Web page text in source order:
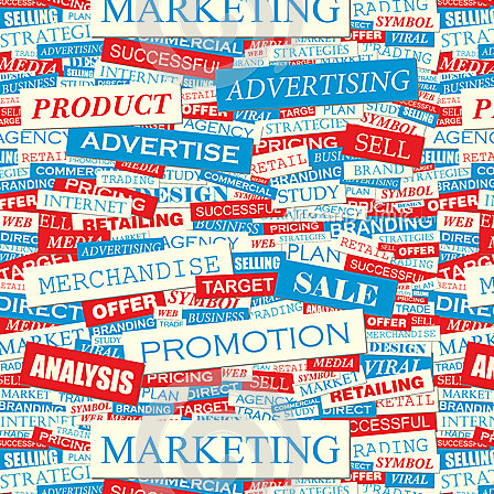
دی
ماه
افزایش
خواهد
یافت
را
روی
پنل
ثبت
نمایند